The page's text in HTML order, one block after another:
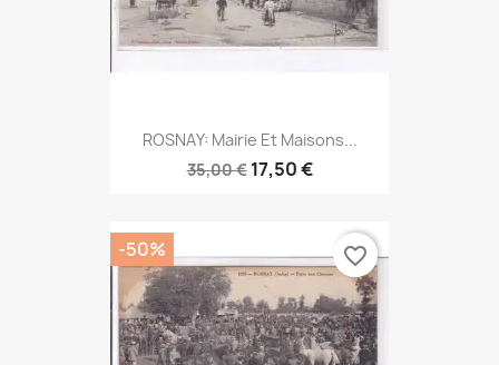
ROSNAY: Mairie Et Maisons...
35,00 € 17,50 €
-50% favorite_border